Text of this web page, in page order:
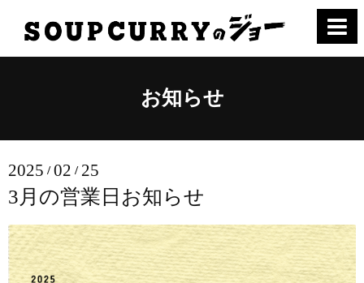
お知らせ
2025 /02 / 25
3月の営業日お知らせ